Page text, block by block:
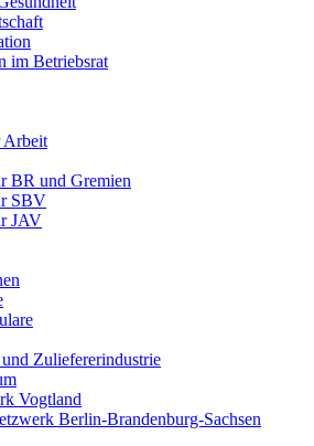
im Betriebsrat
Arbeit
BR und Gremien
SBV
JAV
Zuliefererindustrie
Vogtland
Berlin-Brandenburg-Sachsen